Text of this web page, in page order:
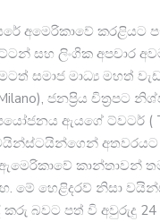
අමෙරිකාවේ කරළියට
සහ ලිංගික අපචාර
සමාජ මාධ්‍ය මහත්
Milano), ජනප්‍රිය
ඇයගේ ට්වටර් (
අතවරයට
කාන්තාවන්
මේ හෙළිදරව් නිසා
කරු බවට පත් වි අවුරුදු